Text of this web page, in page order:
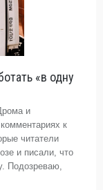
«в одну
и
к
читатели
и писали, что
Подозреваю,